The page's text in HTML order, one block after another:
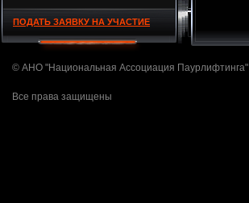
ПОДАТЬ ЗАЯВКУ НА УЧАСТИЕ
© АНО "Национальная Ассоциация Паурлифтинга"
Все права защищены